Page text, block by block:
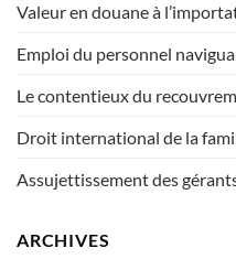
Valeur en douane à
Emploi du personnel
Le contentieux du
Droit international de la
Assujettissement des
ARCHIVES